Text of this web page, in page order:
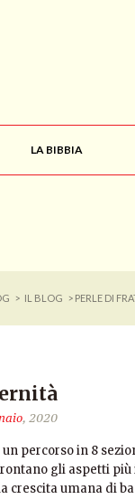
LA BIBBIA
> IL BLOG > PERLE DI
, 2020
percorso in 8
gli aspetti
crescita umana di